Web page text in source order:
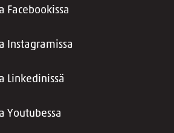
Facebookissa
Instagramissa
Linkedinissä
Youtubessa